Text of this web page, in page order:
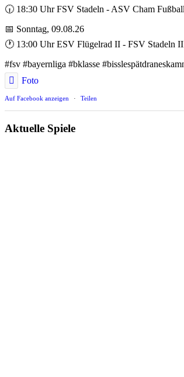
🕡 18:30 Uhr FSV Stadeln - ASV Cham Fußball
📅 Sonntag, 09.08.26
🕐 13:00 Uhr ESV Flügelrad II - FSV Stadeln
#fsv #bayernliga #bklasse
Foto
Auf Facebook anzeigen · Teilen
Aktuelle Spiele